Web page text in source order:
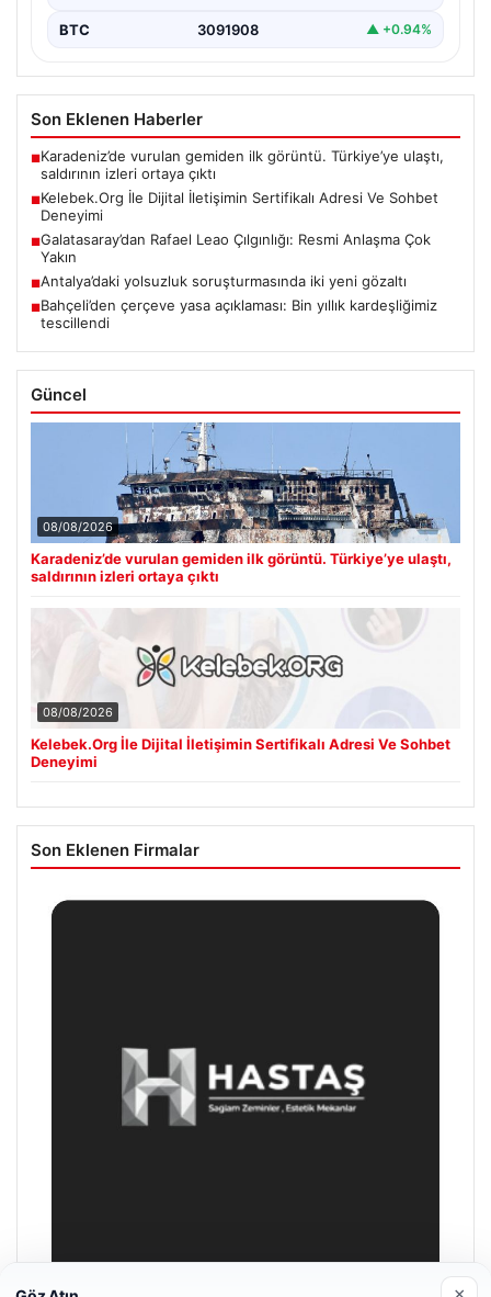
BTC 3091908 ▲ +0.94%
Son Eklenen Haberler
■Karadeniz’de vurulan gemiden ilk görüntü. Türkiye’ye ulaştı,
saldırının izleri ortaya çıktı
■Kelebek.Org İle Dijital İletişimin Sertifikalı Adresi Ve Sohbet
Deneyimi
■Galatasaray’dan Rafael Leao Çılgınlığı: Resmi Anlaşma Çok
Yakın
■Antalya’daki yolsuzluk soruşturmasında iki yeni gözaltı
■Bahçeli’den çerçeve yasa açıklaması: Bin yıllık kardeşliğimiz
tescillendi
Güncel
08/08/2026
Karadeniz’de vurulan gemiden ilk görüntü. Türkiye’ye ulaştı,
saldırının izleri ortaya çıktı
08/08/2026
Kelebek.Org İle Dijital İletişimin Sertifikalı Adresi Ve Sohbet
Deneyimi
Son Eklenen Firmalar